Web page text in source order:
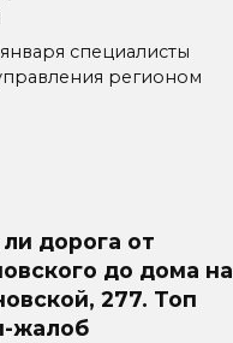
специалисты
регионом
дорога от
до дома на
277. Топ
жалоб